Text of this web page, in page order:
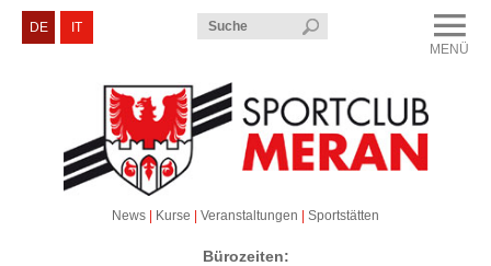
News | Kurse | Veranstaltungen | Sportstätten
Bürozeiten:
DE
IT
MENÜ
Menü CLOSE
Sportclub Meran
Kurse & Veranstaltungen
Sektionen
Service & Kontakt